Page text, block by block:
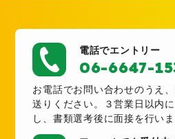
電話でエントリー
06-6647-
お電話でお問い合わせのうえ
送りください。
３営業日以内
し、書類選考後に面接を行いま